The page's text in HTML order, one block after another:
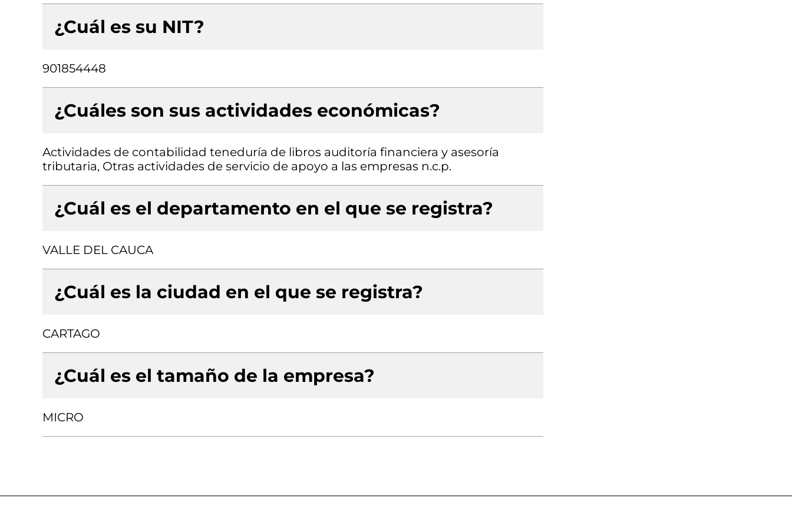
¿Cuál es su NIT?
901854448
¿Cuáles son sus actividades económicas?
Actividades de contabilidad teneduría de libros auditoría financiera y asesoría
tributaria, Otras actividades de servicio de apoyo a las empresas n.c.p.
¿Cuál es el departamento en el que se registra?
VALLE DEL CAUCA
¿Cuál es la ciudad en el que se registra?
CARTAGO
¿Cuál es el tamaño de la empresa?
MICRO